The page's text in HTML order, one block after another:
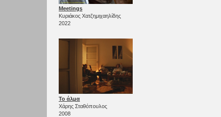
Meetings
Κυριάκος Χατζημιχαηλίδης
2022
Το άλμα
Χάρης Σταθόπουλος
2008